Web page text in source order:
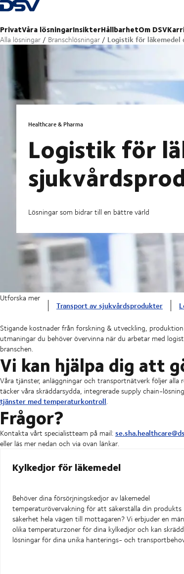
Tillbaka till hemsidan
PrivatVåra lösningarInsikterHållbarhetOm DSV
Alla lösningar Branschlösningar Logistik för läkemedel
Healthcare & Pharma
Logistik för
Lösningar som bidrar till en bättre värld
Utforska mer
Transport av sjukvårdsprodukter
Stigande kostnader från forskning & utveckling,
utmaningar du behöver övervinna när du arbetar med
branschen.
Vi kan hjälpa dig att
Våra tjänster, anläggningar och transportnätverk följer
täcker våra skräddarsydda, integrerade supply chain-
tjänster med temperaturkontroll.
Frågor?
Kontakta vårt specialistteam på mail:
eller läs mer nedan och via ovan länkar.
Kylkedjor för läkemedel
Behöver dina försörjningskedjor av läkemedel
temperaturövervakning för att säkerställa din produkts
säkerhet hela vägen till mottagaren? Vi erbjuder en
olika temperaturzoner för dina kylkedjor och kan
lösningar för dina unika hanterings- och